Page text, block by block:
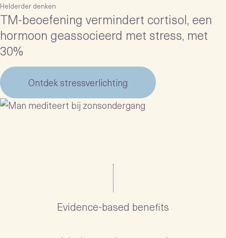
Helderder denken
TM-beoefening vermindert cortisol, een
hormoon geassocieerd met stress, met
30%
Ontdek stressverlichting
Evidence-based benefits